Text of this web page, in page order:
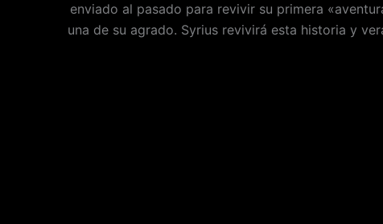
enviado al pasado para revivir su primera
una de su agrado. Syrius revivirá esta historia y